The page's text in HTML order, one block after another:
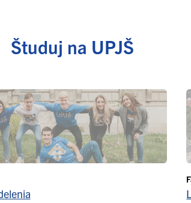
Študuj na UPJŠ